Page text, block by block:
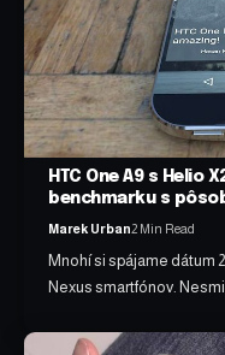
HTC One A9 s Helio
benchmarku s
Marek Urban2 Min Read
Mnohí si spájame dátum
Nexus smartfónov.